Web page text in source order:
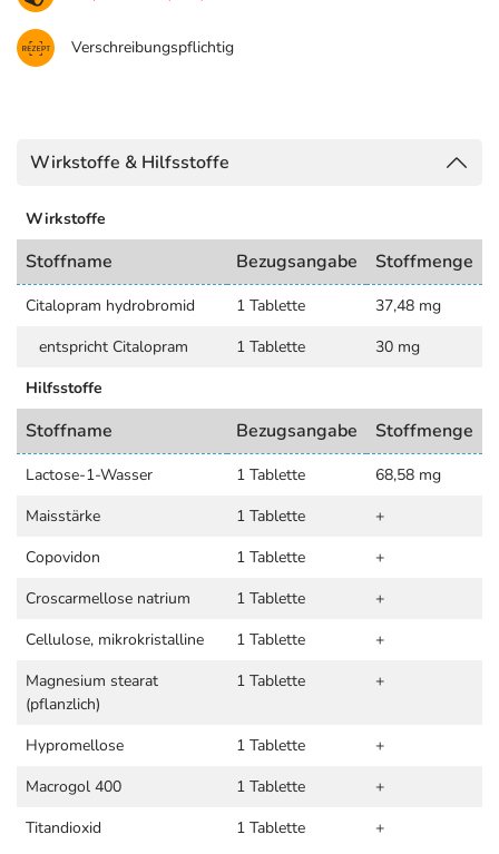
Verschreibungspflichtig
Wirkstoffe & Hilfsstoffe
Wirkstoffe
Stoffname Bezugsangabe Stoffmenge
Citalopram hydrobromid 1 Tablette
37,48 mg
entspricht Citalopram
1 Tablette
30 mg
Hilfsstoffe
Stoffname Bezugsangabe Stoffmenge
Lactose-1-Wasser 1 Tablette
68,58 mg
Maisstärke
1 Tablette
+
Copovidon
1 Tablette
+
Croscarmellose natrium
1 Tablette
+
Cellulose, mikrokristalline
1 Tablette
+
Magnesium stearat
(pflanzlich)
1 Tablette +
Hypromellose 1 Tablette
+
Macrogol 400
1 Tablette
+
Titandioxid
1 Tablette +